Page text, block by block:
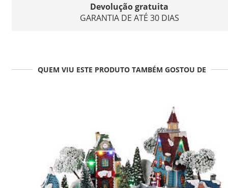
Devolução gratuita
GARANTIA DE ATÉ 30 DIAS
QUEM VIU ESTE PRODUTO TAMBÉM GOSTOU DE